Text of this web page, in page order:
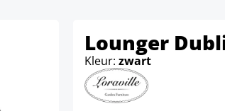
Lounger
Kleur: zwart